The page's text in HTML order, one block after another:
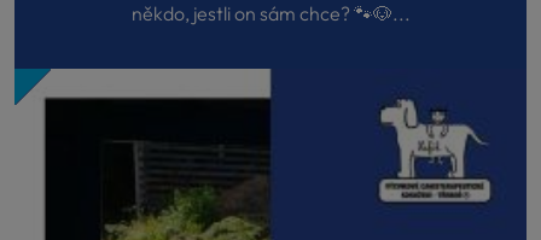
někdo, jestli on sám chce? 🐾🐶...